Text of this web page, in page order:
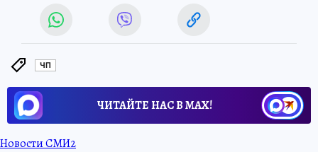
ЧП
ЧИТАЙТЕ НАС В МАХ!
Новости СМИ2